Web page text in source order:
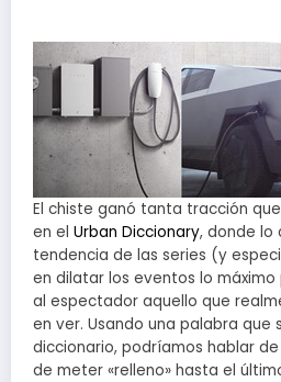
El chiste ganó tanta tracción
en el Urban Diccionary, donde lo
tendencia de las series (y
en dilatar los eventos lo
al espectador aquello que
en ver. Usando una palabra que
diccionario, podríamos hablar
de meter «relleno» hasta el